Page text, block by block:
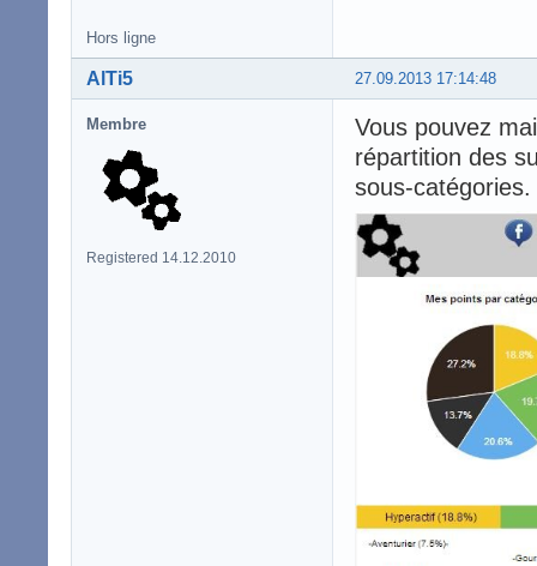
Hors ligne
27.09.2013 17:14:48
AlTi5
Membre
Registered 14.12.2010
Vous pouvez
répartition des
sous-catégories.